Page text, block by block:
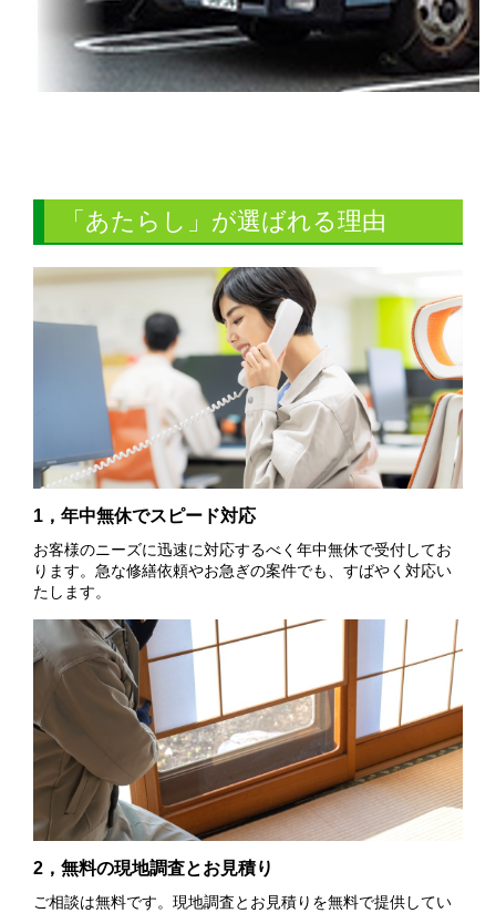
「あたらし」が選ばれる理由
1，年中無休でスピード対応
お客様のニーズに迅速に対応するべく年中無休で受付してお
ります。急な修繕依頼やお急ぎの案件でも、すばやく対応い
たします。
2，無料の現地調査とお見積り
ご相談は無料です。現地調査とお見積りを無料で提供してい